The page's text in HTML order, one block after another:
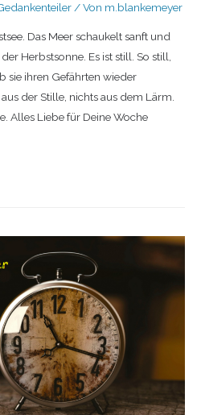
/ Von m.blankemeyer
Das Meer schaukelt sanft und
Herbstsonne. Es ist still. So still,
sie ihren Gefährten wieder
der Stille, nichts aus dem Lärm.
Alles Liebe für Deine Woche